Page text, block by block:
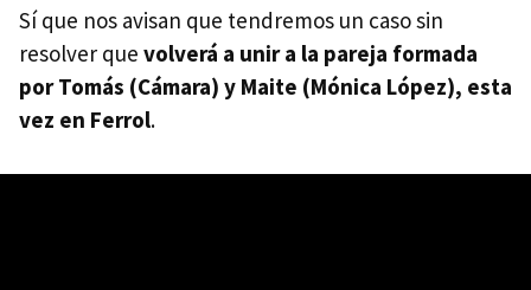
Sí que nos avisan que tendremos un caso sin
resolver que volverá a unir a la pareja formada
por Tomás (Cámara) y Maite (Mónica López), esta
vez en Ferrol.